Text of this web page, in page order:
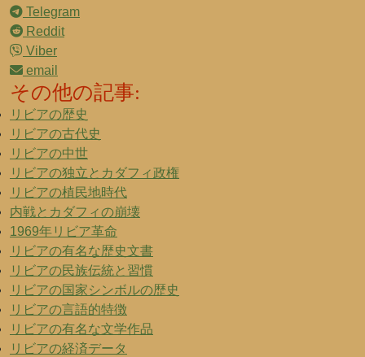
Telegram
Reddit
Viber
email
その他の記事:
リビアの歴史
リビアの古代史
リビアの中世
リビアの独立とカダフィ政権
リビアの植民地時代
内戦とカダフィの崩壊
1969年リビア革命
リビアの有名な歴史文書
リビアの民族伝統と習慣
リビアの国家シンボルの歴史
リビアの言語的特徴
リビアの有名な文学作品
リビアの経済データ